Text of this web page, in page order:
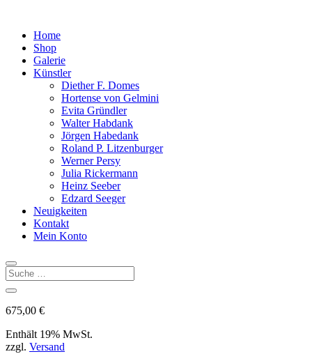
Home
Shop
Galerie
Künstler
Diether F. Domes
Hortense von Gelmini
Evita Gründler
Walter Habdank
Jörgen Habedank
Roland P. Litzenburger
Werner Persy
Julia Rickermann
Heinz Seeber
Edzard Seeger
Neuigkeiten
Kontakt
Mein Konto
675,00 €
Enthält 19% MwSt.
zzgl. Versand